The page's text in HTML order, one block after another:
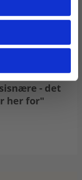
- det
her for"